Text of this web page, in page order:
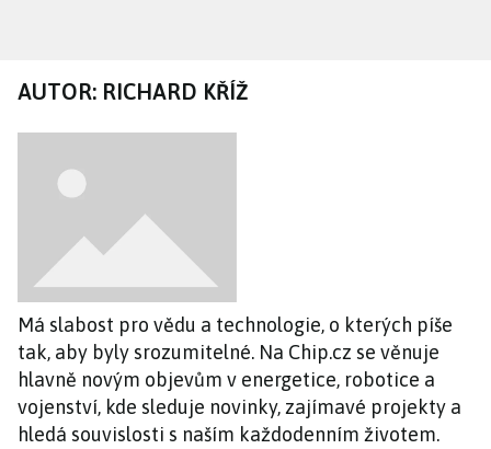
obsahu
AUTOR: RICHARD KŘÍŽ
Má slabost pro vědu a technologie, o kterých píše
tak, aby byly srozumitelné. Na Chip.cz se věnuje
hlavně novým objevům v energetice, robotice a
vojenství, kde sleduje novinky, zajímavé projekty a
hledá souvislosti s naším každodenním životem.